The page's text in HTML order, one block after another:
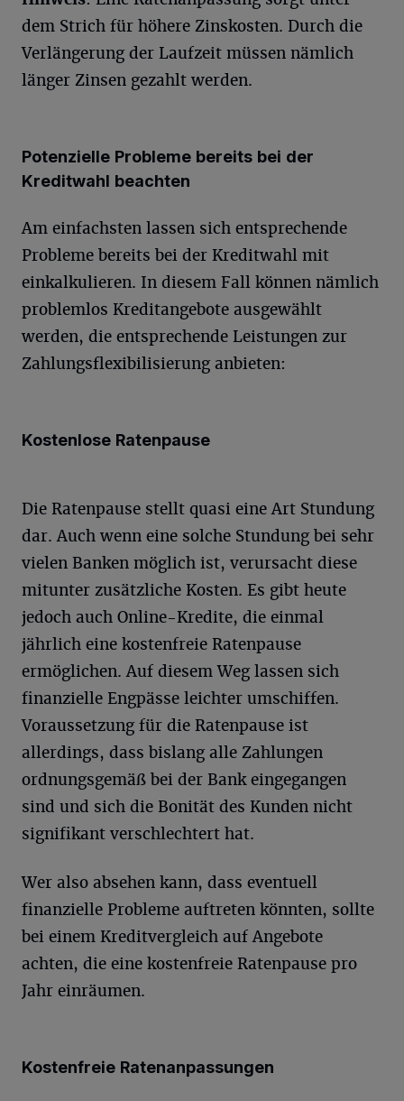
dem Strich für höhere Zinskosten. Durch die
Verlängerung der Laufzeit müssen nämlich
länger Zinsen gezahlt werden.
Potenzielle Probleme bereits bei der
Kreditwahl beachten
Am einfachsten lassen sich entsprechende
Probleme bereits bei der Kreditwahl mit
einkalkulieren. In diesem Fall können nämlich
problemlos Kreditangebote ausgewählt
werden, die entsprechende Leistungen zur
Zahlungsflexibilisierung anbieten:
Kostenlose Ratenpause
Die Ratenpause stellt quasi eine Art Stundung
dar. Auch wenn eine solche Stundung bei sehr
vielen Banken möglich ist, verursacht diese
mitunter zusätzliche Kosten. Es gibt heute
jedoch auch Online-Kredite, die einmal
jährlich eine kostenfreie Ratenpause
ermöglichen. Auf diesem Weg lassen sich
finanzielle Engpässe leichter umschiffen.
Voraussetzung für die Ratenpause ist
allerdings, dass bislang alle Zahlungen
ordnungsgemäß bei der Bank eingegangen
sind und sich die Bonität des Kunden nicht
signifikant verschlechtert hat.
Wer also absehen kann, dass eventuell
finanzielle Probleme auftreten könnten, sollte
bei einem Kreditvergleich auf Angebote
achten, die eine kostenfreie Ratenpause pro
Jahr einräumen.
Kostenfreie Ratenanpassungen